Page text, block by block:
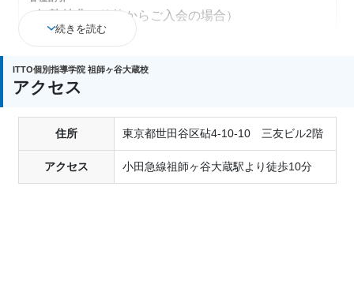
（他塾からご入会の場合）
入会金全額免除
※入塾時に購入いただく受講教科の教材が対象で
詳細はお問合せください。
■兄弟姉妹特典
（兄弟姉妹で通塾される場合）
続きを読む
ITTO個別指導学院 祖師ヶ谷大蔵校
アクセス
住所 東京都世田谷区砧4-10-10 三友ビル2階
アクセス 小田急線祖師ヶ谷大蔵駅より徒歩10分